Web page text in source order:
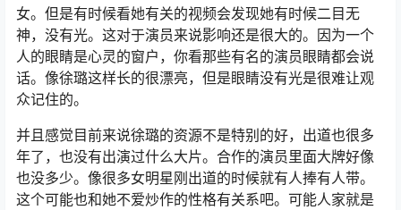
女。但是有时候看她有关的视频会发现她有时候二目无
神，没有光。这对于演员来说影响还是很大的。因为一个
人的眼睛是心灵的窗户，你看那些有名的演员眼睛都会说
话。像徐璐这样长的很漂亮，但是眼睛没有光是很难让观
众记住的。
并且感觉目前来说徐璐的资源不是特别的好，出道也很多
年了，也没有出演过什么大片。合作的演员里面大牌好像
也没多少。像很多女明星刚出道的时候就有人捧有人带。
这个可能也和她不爱炒作的性格有关系吧。可能人家就是